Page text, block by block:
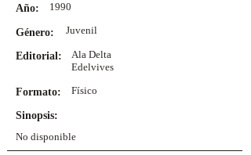
Año:
1990
Género: Juvenil
Ala Delta
Edelvives
Editorial:
Formato: Físico
Sinopsis:
No disponible